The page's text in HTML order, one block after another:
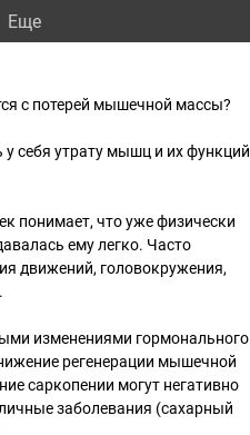
Eще
с потерей мышечной массы?
у себя утрату мышц и их функций
понимает, что уже физически
ему легко. Часто
движений, головокружения,
изменениями гормонального
регенерации мышечной
саркопении могут негативно
заболевания (сахарный